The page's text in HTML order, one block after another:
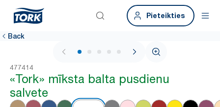
Pieteikties
Back
1 / 6
477414
«Tork» mīksta balta pusdienu
salvete